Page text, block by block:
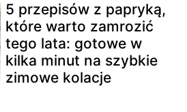
5 przepisów z papryką,
które warto zamrozić
tego lata: gotowe w
kilka minut na szybkie
zimowe kolacje